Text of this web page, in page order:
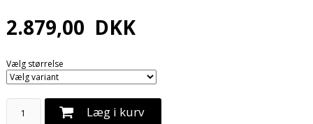
2.879,00 DKK
Vælg størrelse
Læg i kurv